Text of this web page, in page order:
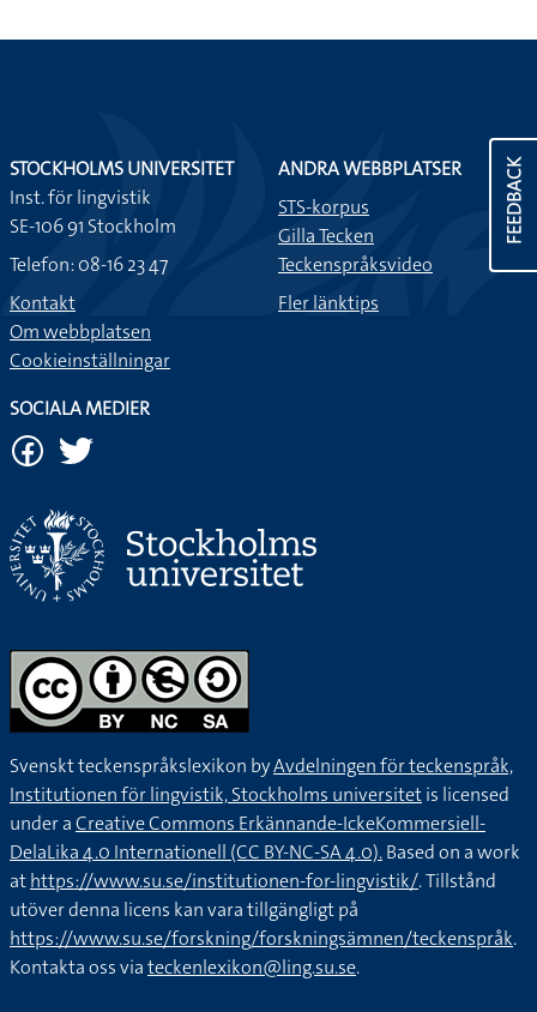
FEEDBACK
STOCKHOLMS UNIVERSITET
Inst. för lingvistik
SE-106 91 Stockholm
Telefon: 08-16 23 47
Kontakt
Om webbplatsen
Cookieinställningar
ANDRA WEBBPLATSER
STS-korpus
Gilla Tecken
Teckenspråksvideo
Fler länktips
SOCIALA MEDIER
Svenskt teckenspråkslexikon byAvdelningen för teckenspråk,
Institutionen för lingvistik, Stockholms universitetis licensed
under aCreative Commons Erkännande-IckeKommersiell-
DelaLika 4.0 Internationell (CC BY-NC-SA 4.0).Based on a work
athttps://www.su.se/institutionen-for-lingvistik/. Tillstånd
utöver denna licens kan vara tillgängligt på
https://www.su.se/forskning/forskningsämnen/teckenspråk.
Kontakta oss viateckenlexikon@ling.su.se.